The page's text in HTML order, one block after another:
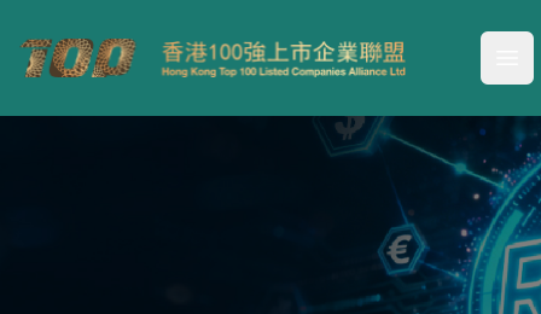
Your Company